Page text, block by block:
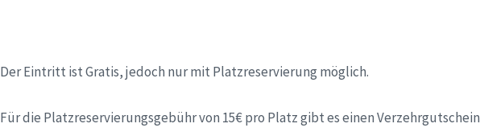
Der Eintritt ist Gratis, jedoch nur mit Platzreservierung möglich.
Für die Platzreservierungsgebühr von 15€ pro Platz gibt es einen Verzehrgutschein